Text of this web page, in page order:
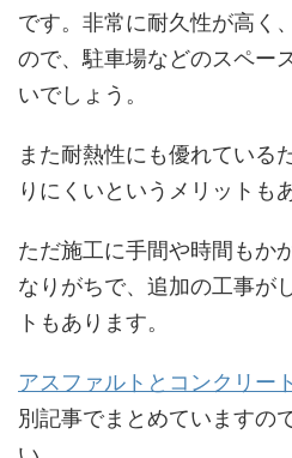
です。非常に耐久性が高く
ので、駐車場などのスペー
いでしょう。
また耐熱性にも優れている
りにくいというメリットも
ただ施工に手間や時間もか
なりがちで、追加の工事が
トもあります。
アスファルトとコンクリー
別記事でまとめていますの